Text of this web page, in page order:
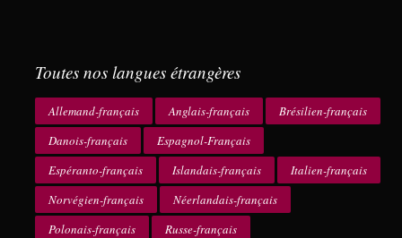
Toutes nos langues étrangères
Allemand-français Anglais-français
Brésilien-français
Danois-français
Espagnol-Français
Espéranto-français
Islandais-français
Italien-français
Norvégien-français
Néerlandais-français
Polonais-français
Russe-français